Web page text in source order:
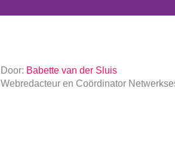
Door: Babette van der Sluis
Webredacteur en Coördinator